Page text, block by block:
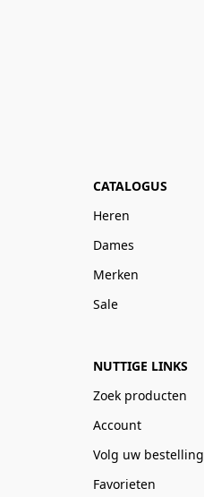
CATALOGUS
Heren
Dames
Merken
Sale
NUTTIGE LINKS
Zoek producten
Account
Volg uw bestelling
Favorieten